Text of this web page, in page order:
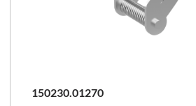
150230.01270